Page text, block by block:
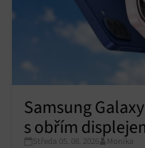
Samsung
s obřím
Středa 05. 08. 2026 Monika